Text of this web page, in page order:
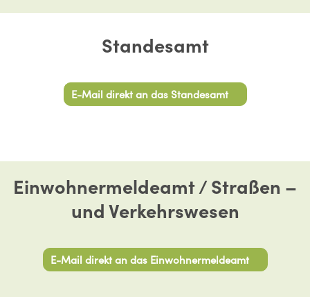
Standesamt
E-Mail direkt an das Standesamt
Einwohnermeldeamt / Straßen –
und Verkehrswesen
E-Mail direkt an das Einwohnermeldeamt